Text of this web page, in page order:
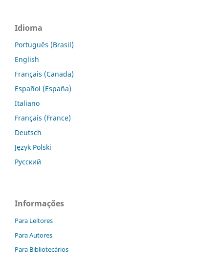
Idioma
Português (Brasil)
English
Français (Canada)
Español (España)
Italiano
Français (France)
Deutsch
Język Polski
Русский
Informações
Para Leitores
Para Autores
Para Bibliotecários